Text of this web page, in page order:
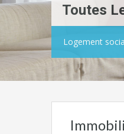
Toutes
Logement